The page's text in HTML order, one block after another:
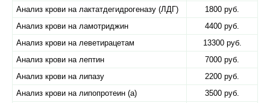
Анализ крови на лактатдегидрогеназу (ЛДГ)
1800 руб.
Анализ крови на ламотриджин
4400 руб.
Анализ крови на леветирацетам
13300 руб.
Анализ крови на лептин
7000 руб.
Анализ крови на липазу
2200 руб.
Анализ крови на липопротеин (а)
3500 руб.